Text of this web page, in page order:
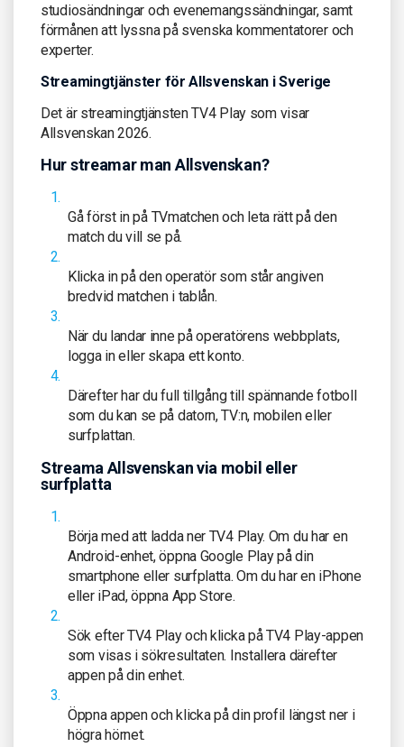
studiosändningar och evenemangssändningar, samt
förmånen att lyssna på svenska kommentatorer och
experter.
Streamingtjänster för Allsvenskan i Sverige
Det är streamingtjänsten TV4 Play som visar
Allsvenskan 2026.
Hur streamar man Allsvenskan?
Gå först in på TVmatchen och leta rätt på den
match du vill se på.
Klicka in på den operatör som står angiven
bredvid matchen i tablån.
När du landar inne på operatörens webbplats,
logga in eller skapa ett konto.
Därefter har du full tillgång till spännande fotboll
som du kan se på datorn, TV:n, mobilen eller
surfplattan.
Streama Allsvenskan via mobil eller
surfplatta
Börja med att ladda ner TV4 Play. Om du har en
Android-enhet, öppna Google Play på din
smartphone eller surfplatta. Om du har en iPhone
eller iPad, öppna App Store.
Sök efter TV4 Play och klicka på TV4 Play-appen
som visas i sökresultaten. Installera därefter
appen på din enhet.
Öppna appen och klicka på din profil längst ner i
högra hörnet.